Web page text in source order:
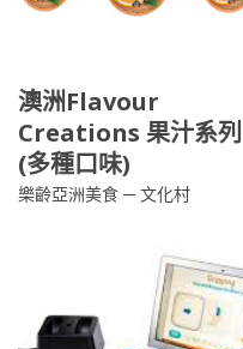
澳洲Flavour
Creations 果汁系列
(多種口味)
樂齡亞洲美食 ─ 文化村